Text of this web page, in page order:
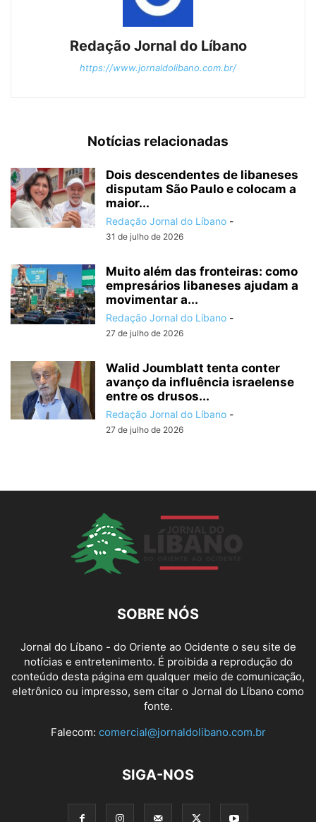
Redação Jornal do Líbano
https://www.jornaldolibano.com.br/
Notícias relacionadas
Dois descendentes de libaneses
disputam São Paulo e colocam a
maior...
Redação Jornal do Líbano -
31 de julho de 2026
Muito além das fronteiras: como
empresários libaneses ajudam a
movimentar a...
Redação Jornal do Líbano -
27 de julho de 2026
Walid Joumblatt tenta conter
avanço da influência israelense
entre os drusos...
Redação Jornal do Líbano -
27 de julho de 2026
SOBRE NÓS
Jornal do Líbano - do Oriente ao Ocidente o seu site de
notícias e entretenimento. É proibida a reprodução do
conteúdo desta página em qualquer meio de comunicação,
eletrônico ou impresso, sem citar o Jornal do Líbano como
fonte.
Falecom: comercial@jornaldolibano.com.br
SIGA-NOS